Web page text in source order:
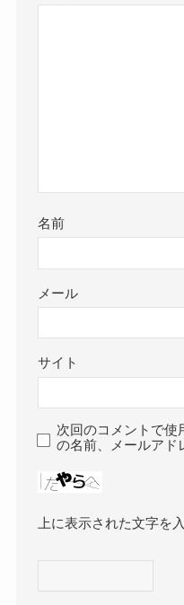
名前
メール
サイト
次回のコメントで使
の名前、メールアド
上に表示された文字を